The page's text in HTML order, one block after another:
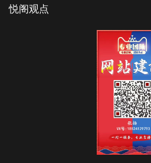
悦阁观点